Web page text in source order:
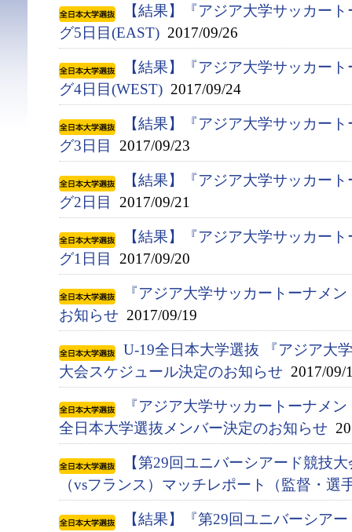
【結果】『アジア大学サッカー
グ5日目(EAST) 2017/09/26
【結果】『アジア大学サッカー
グ4日目(WEST) 2017/09/24
【結果】『アジア大学サッカー
グ3日目
2017/09/23
【結果】『アジア大学サッカー
グ2日目
2017/09/21
【結果】『アジア大学サッカー
グ1日目
2017/09/20
『アジア大学サッカートーナメ
お知らせ 2017/09/19
U-19全日本大学選抜 『アジア大
大会スケジュール決定のお知らせ 2017/09/
『アジア大学サッカートーナメ
全日本大学選抜メンバー決定のお知らせ
【第29回ユニバーシアード競技
（vsフランス）マッチレポート（監督・選
【結果】『第29回ユニバーシア